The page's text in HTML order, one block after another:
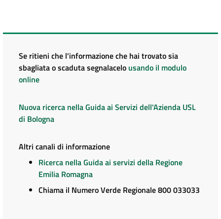
Se ritieni che l'informazione che hai trovato sia
sbagliata o scaduta segnalacelo usando il modulo
online
Nuova ricerca nella Guida ai Servizi dell'Azienda USL
di Bologna
Altri canali di informazione
Ricerca nella Guida ai servizi della Regione
Emilia Romagna
Chiama il Numero Verde Regionale 800 033033